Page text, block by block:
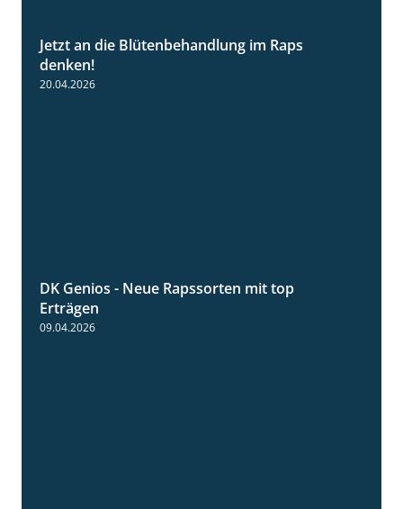
Jetzt an die Blütenbehandlung im Raps
denken!
20.04.2026
DK Genios - Neue Rapssorten mit top
Erträgen
09.04.2026